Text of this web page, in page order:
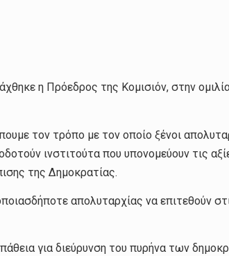
η Πρόεδρος της Κομισιόν, στην
τον τρόπο με τον οποίο ξένοι
ινστιτούτα που υπονομεύουν τις
της Δημοκρατίας.
απολυταρχίας να επιτεθούν
για διεύρυνση του πυρήνα των